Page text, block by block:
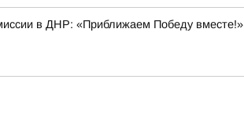
в ДНР: «Приближаем Победу вместе!»